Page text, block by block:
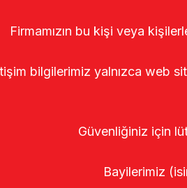
Firmamızın bu kişi veya
bilgilerimiz yalnızca web
Güvenliğiniz için
Bayilerimiz